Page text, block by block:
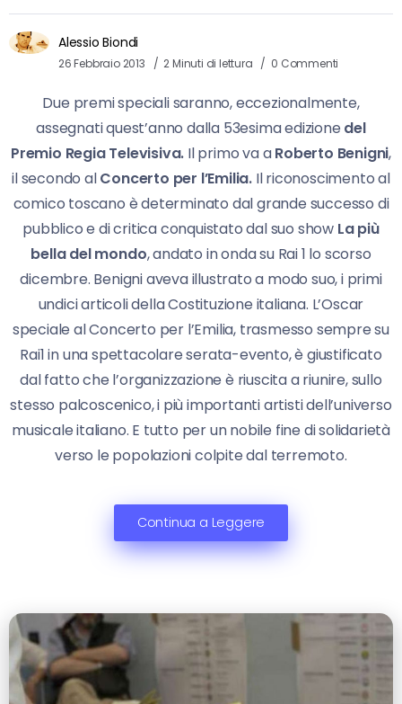
Alessio Biondi
26 Febbraio 2013 2 Minuti di lettura 0 Commenti
Due premi speciali saranno, eccezionalmente,
assegnati quest’anno dalla 53esima edizione del
Premio Regia Televisiva. Il primo va aRoberto Benigni,
il secondo alConcerto per l’Emilia. Il riconoscimento al
comico toscano è determinato dal grande successo di
pubblico e di critica conquistato dal suo show La più
bella del mondo, andato in onda su Rai 1 lo scorso
dicembre. Benigni aveva illustrato a modo suo, i primi
undici articoli della Costituzione italiana. L’Oscar
speciale al Concerto per l’Emilia, trasmesso sempre su
Rai1 in una spettacolare serata-evento, è giustificato
dal fatto che l’organizzazione è riuscita a riunire, sullo
stesso palcoscenico, i più importanti artisti dell’universo
musicale italiano. E tutto per un nobile fine di solidarietà
verso le popolazioni colpite dal terremoto.
Continua a Leggere